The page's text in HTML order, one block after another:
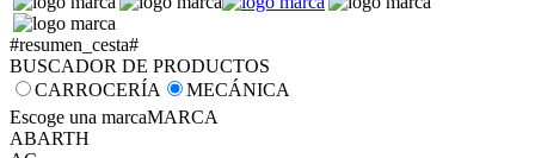
#resumen_cesta#
BUSCADOR DE PRODUCTOS
CARROCERÍA
MECÁNICA
Escoge una marcaMARCA
ABARTH